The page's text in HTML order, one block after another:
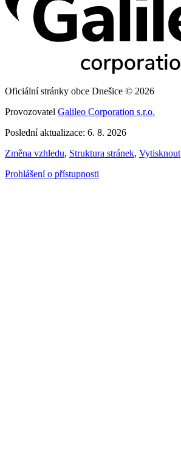
Oficiální stránky obce Dnešice © 2026
Provozovatel Galileo Corporation s.r.o.
Poslední aktualizace: 6. 8. 2026
Změna vzhledu, Struktura stránek, Vytisknout
Prohlášení o přístupnosti